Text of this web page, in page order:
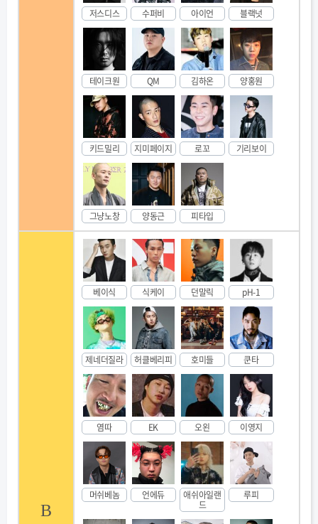
저스디스 수퍼비 아이언 블랙넛
테이크원 QM 김하온 양홍원
키드밀리 지미페이지 로꼬 기리보이
그냥노창 양동근 피타입
B
베이식 식케이 던말릭 pH-1
제네더질라 허클베리피 호미들 쿤타
염따 EK 오왼 이영지
머쉬베놈 언에듀 애쉬아일랜
드
루피